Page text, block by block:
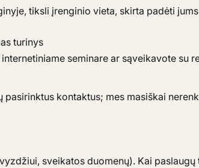
tiksli įrenginio vieta, skirta padėti
turinys
seminare ar sąveikavote su
kontaktus; mes masiškai
sveikatos duomenų). Kai